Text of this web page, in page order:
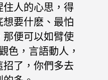
人的心思，得
要什麽、最怕
那便可以如臂使
色，言語動人，
招了，你們多去